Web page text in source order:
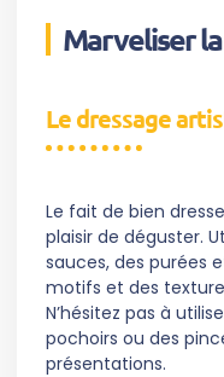
Marveliser
Le dressage
Le fait de bien
plaisir de déguster.
sauces, des purées
motifs et des
N’hésitez pas à
pochoirs ou des
présentations.